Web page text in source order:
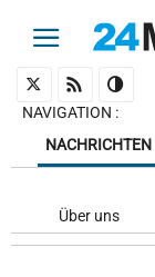
NAVIGATION :
NACHRICHTEN
Über uns